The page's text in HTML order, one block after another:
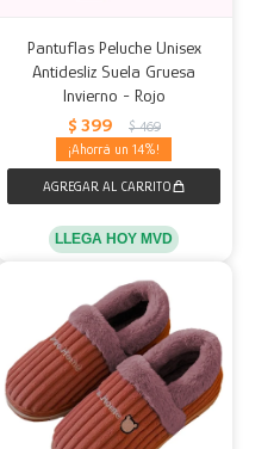
Pantuflas Peluche Unisex
Antidesliz Suela Gruesa
Invierno - Rojo
$ 399 $ 469
14
LLEGA HOY MVD